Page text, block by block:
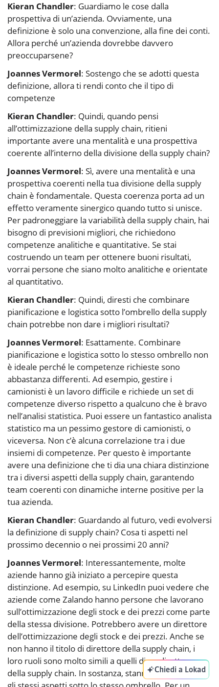
Kieran Chandler: Guardiamo le cose dalla
prospettiva di un’azienda. Ovviamente, una
definizione è solo una convenzione, alla fine dei conti.
Allora perché un’azienda dovrebbe davvero
preoccuparsene?
Joannes Vermorel: Sostengo che se adotti questa
definizione, allora ti rendi conto che il tipo di
competenze
Kieran Chandler: Quindi, quando pensi
all’ottimizzazione della supply chain, ritieni
importante avere una mentalità e una prospettiva
coerente all’interno della divisione della supply chain?
Joannes Vermorel: Sì, avere una mentalità e una
prospettiva coerenti nella tua divisione della supply
chain è fondamentale. Questa coerenza porta ad un
effetto veramente sinergico quando tutto si unisce.
Per padroneggiare la variabilità della supply chain, hai
bisogno di previsioni migliori, che richiedono
competenze analitiche e quantitative. Se stai
costruendo un team per ottenere buoni risultati,
vorrai persone che siano molto analitiche e orientate
al quantitativo.
Kieran Chandler: Quindi, diresti che combinare
pianificazione e logistica sotto l’ombrello della supply
chain potrebbe non dare i migliori risultati?
Joannes Vermorel: Esattamente. Combinare
pianificazione e logistica sotto lo stesso ombrello non
è ideale perché le competenze richieste sono
abbastanza differenti. Ad esempio, gestire i
camionisti è un lavoro difficile e richiede un set di
competenze diverso rispetto a qualcuno che è bravo
nell’analisi statistica. Puoi essere un fantastico analista
statistico ma un pessimo gestore di camionisti, o
viceversa. Non c’è alcuna correlazione tra i due
insiemi di competenze. Per questo è importante
avere una definizione che ti dia una chiara distinzione
tra i diversi aspetti della supply chain, garantendo
team coerenti con dinamiche interne positive per la
tua azienda.
Kieran Chandler: Guardando al futuro, vedi evolversi
la definizione di supply chain? Cosa ti aspetti nel
prossimo decennio o nei prossimi 20 anni?
Joannes Vermorel: Interessantemente, molte
aziende hanno già iniziato a percepire questa
distinzione. Ad esempio, su LinkedIn puoi vedere che
aziende come Zalando hanno persone che lavorano
sull’ottimizzazione degli stock e dei prezzi come parte
della stessa divisione. Potrebbero avere un direttore
dell’ottimizzazione degli stock e dei prezzi. Anche se
non hanno il titolo di direttore della supply chain, i
loro ruoli sono molto simili a quelli di un direttore
della supply chain. In sostanza, stanno raggruppando
Chiedi a Lokad